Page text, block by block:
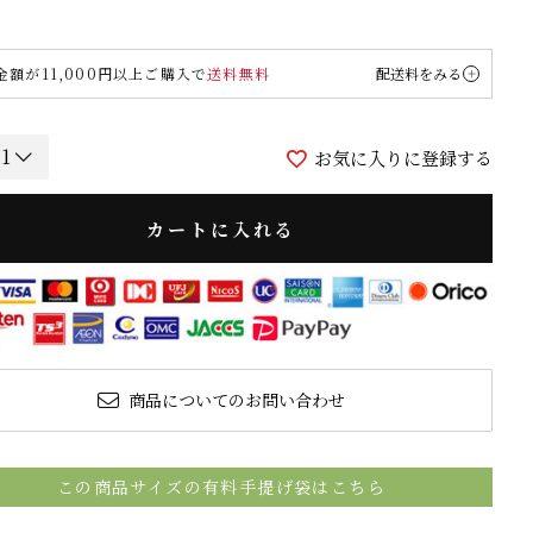
額が11,000円以上ご購入で送料無料 配送料をみる
お気に入りに登録する
カートに入れる
商品についてのお問い合わせ
この商品サイズの有料手提げ袋はこちら